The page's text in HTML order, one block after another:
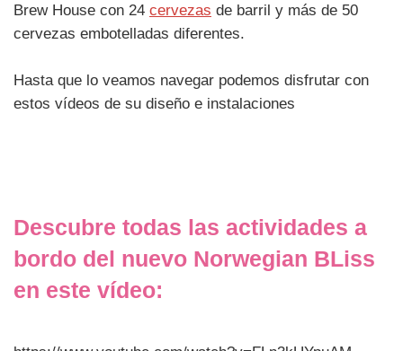
Brew House con 24 cervezas de barril y más de 50
cervezas embotelladas diferentes.
Hasta que lo veamos navegar podemos disfrutar con
estos vídeos de su diseño e instalaciones
Descubre todas las actividades a
bordo del nuevo Norwegian BLiss
en este vídeo: